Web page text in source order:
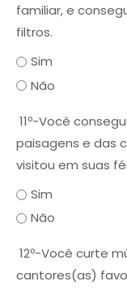
familiar, e
filtros.
Sim
Não
11º-Você
paisagens e das
visitou em suas
Sim
Não
12º-Você curte
cantores(as)